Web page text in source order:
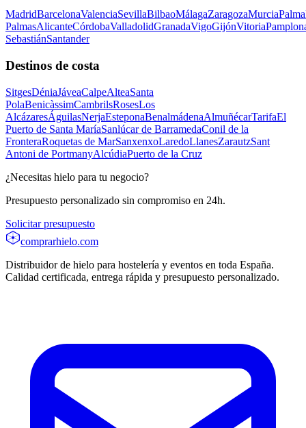
MadridBarcelonaValenciaSevillaBilbaoMálagaZaragozaMurciaPalma
PalmasAlicanteCórdobaValladolidGranadaVigoGijónVitoria
SebastiánSantander
Destinos de costa
SitgesDéniaJáveaCalpeAlteaSanta
PolaBenicàssimCambrilsRosesLos
AlcázaresÁguilasNerjaEsteponaBenalmádenaAlmuñécarTarifaEl
Puerto de Santa MaríaSanlúcar de BarramedaConil de la
FronteraRoquetas de MarSanxenxoLaredoLlanesZarautzSant
Antoni de PortmanyAlcúdiaPuerto de la Cruz
¿Necesitas hielo para tu negocio?
Presupuesto personalizado sin compromiso en 24h.
Solicitar presupuesto
comprarhielo.com
Distribuidor de hielo para hostelería y eventos en toda España.
Calidad certificada, entrega rápida y presupuesto personalizado.